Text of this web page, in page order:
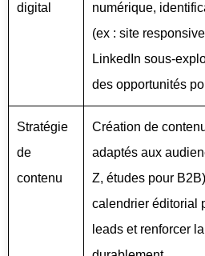
digital
numérique,
(ex : site
LinkedIn sous-
des opportunités
Stratégie
de
contenu
Création de
adaptés aux
Z, études pour
calendrier éditorial
leads et renforcer